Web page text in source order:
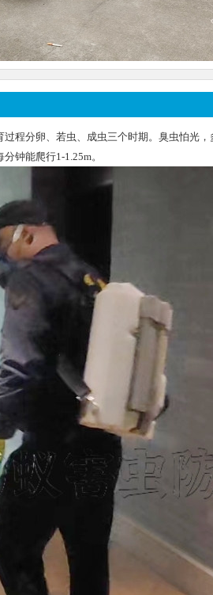
程分卵、若虫、成虫三个时期。臭虫怕光
钟能爬行1-1.25m。